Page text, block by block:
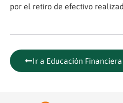
por el retiro de efectivo
Ir a Educación Financiera